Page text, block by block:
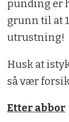
punding er
grunn til at
utrustning!
Husk at
så vær
Etter abbor